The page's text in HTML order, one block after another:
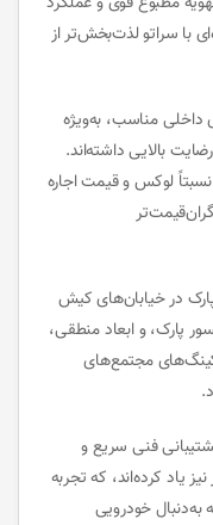
با سراتو لذت‌بخش‌تر از
مناسب، به‌ویژه
بالایی داشته‌اند.
لوکس و قیمت اجاره
در خیابان‌های کیش
پارک، و ابعاد منطقی،
مجتمع‌های
فنی سریع و
یاد کرده‌اند، که تجربه
به‌دنبال خودرویی